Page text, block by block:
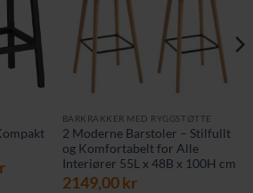
Nåværende
BARKRAKKER MED RYGGSTØTTE
2 Moderne Barstoler – Stilfullt
og Komfortabelt for Alle
Interiører 55L x 48B x 100H cm
2149,00kr